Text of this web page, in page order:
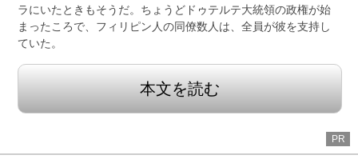
ラにいたときもそうだ。ちょうどドゥテルテ大統領の政権が始
まったころで、フィリピン人の同僚数人は、全員が彼を支持し
ていた。
本文を読む
PR